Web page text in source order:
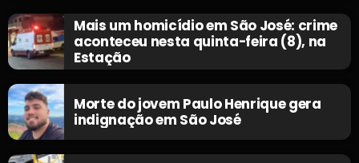
Mais um homicídio em São José: crime
aconteceu nesta quinta-feira (8), na
Estação
Morte do jovem Paulo Henrique gera
indignação em São José